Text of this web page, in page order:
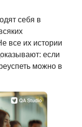
себя в
все их истории
если
можно в